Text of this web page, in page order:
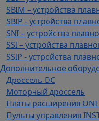
SBIM – устройства
SBIP - устройства
SNI – устройства
SSI – устройства
SSIP - устройства
Дополнительное
Дроссель DC
Моторный дроссель
Платы расширения ONI
Пульты управления